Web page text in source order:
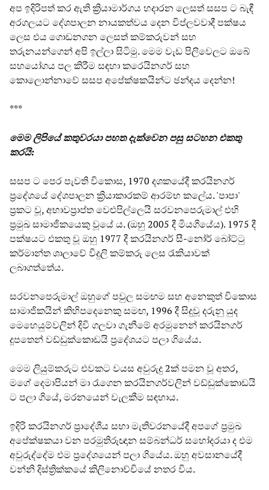
අප ඉදිරිපත් කර ඇති ක්‍රියාමාර්ගය හදාරන ලෙසත් සසප ට බැඳී
අරගලයට දේශපාලන නායකත්වය දෙන විප්ලවවාදී පක්ෂය
ලෙස එය ගොඩනගන ලෙසත් කම්කරුවන් සහ
තරුනයන්ගෙන් අපි ඉල්ලා සිටිමු. මෙම වැඩ පිලිවෙලට ඔබේ
සහයෝගය පල කිරීම සඳහා කරෙයිනගර් සහ
කොලොන්නාවේ සසප අපේක්ෂකයින්ට ඡන්දය දෙන්න!
***
මෙම ලිපියේ කතුවරයා පහත දැක්වෙන පසු සටහන එකතු
කරයි:
සසප ට පෙර පැවති විකොස, 1970 දශකයේදී කරයිනගර්
ප්‍රදේශයේ දේශපාලන ක්‍රියාකාරකම් ආරම්භ ක‌ලේය. 'පාපා'
ප්‍රකට වූ, අභාවප්‍රාප්ත වෙළුපිල්ලෙයි සරවනපෙරුමාල් එහි
ප්‍රමුඛ සාමාජිකයෙකු වූයේ ය. (ඔහු 2005 දී මියගියේය). 1975 දී
පක්ෂයට එකතු වූ ඔහු 1977 දී කරයිනගර් සී-නෝර් බෝට්ටු
කර්මාන්ත ශාලාවේ විදුලි කම්කරු ලෙස රැකියාවක්
ලබාගත්තේය.
සරවනපෙරුමාල් ඔහුගේ පවුල සමඟම සහ අනෙකුත් විකොස
සාමාජිකයින් කිහිපදෙනෙකු සමඟ, 1996 දී සිදුවූ දරුනු යුද
මෙහෙයුම්වලින් දිවි ගලවා ගැනීමේ අරමුනෙන් කරයිනගර්
දූපතෙන් වඩ්ඩුක්කොඩයි ප්‍රදේශයට පලා ගියේය.
මෙම ලියුම්කරුට එවකට වයස අවුරුදු 2ක් පමන වූ අතර,
මගේ දෙමාපියන් මා රැගෙන කරයිනගර්වලින් වඩ්ඩුක්කොඩයි
ට පලා ගියේ, මරනයෙන් වැලකීම සඳහාය.
ඉදිරි කරයිනගර් ප්‍රාදේශීය සභා මැතිවරනයේදී අපගේ ප්‍රමුඛ
අපේක්ෂකයා වන පරමුතිරුඥාන සම්බන්ධර් සහෝදරයා ද එම
අවුරුද්දේම එම ප්‍රදේශයෙන් පලා ගියේය. ඔහු අවසානයේදී
වන්නි දිස්ත්‍රික්කයේ කිලිනොච්චියේ නතර විය.